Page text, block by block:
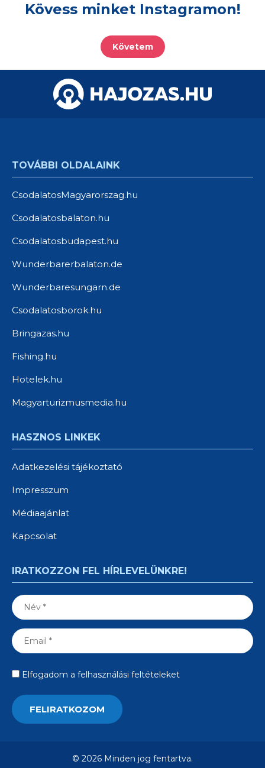
Kövess minket Instagramon!
Követem
TOVÁBBI OLDALAINK
CsodalatosMagyarorszag.hu
Csodalatosbalaton.hu
Csodalatosbudapest.hu
Wunderbarerbalaton.de
Wunderbaresungarn.de
Csodalatosborok.hu
Bringazas.hu
Fishing.hu
Hotelek.hu
Magyarturizmusmedia.hu
HASZNOS LINKEK
Adatkezelési tájékoztató
Impresszum
Médiaajánlat
Kapcsolat
IRATKOZZON FEL HÍRLEVELÜNKRE!
Elfogadom a felhasználási feltételeket
© 2026 Minden jog fentartva.